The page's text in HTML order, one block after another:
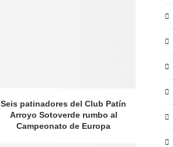
Seis patinadores del Club Patín
Arroyo Sotoverde rumbo al
Campeonato de Europa